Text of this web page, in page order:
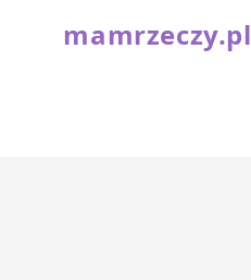
mamrzeczy.pl